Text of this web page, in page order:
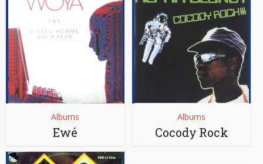
Albums
Ewé
Albums
Cocody Rock